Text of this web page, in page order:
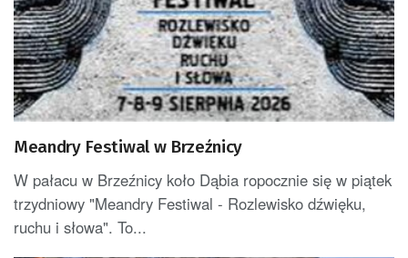
Meandry Festiwal w Brzeźnicy
W pałacu w Brzeźnicy koło Dąbia ropocznie się w piątek
trzydniowy "Meandry Festiwal - Rozlewisko dźwięku,
ruchu i słowa". To...